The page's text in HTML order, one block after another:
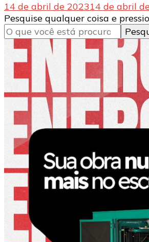
14 de abril de 202314 de abril
Procurando
algo?
Pesquise qualquer coisa e